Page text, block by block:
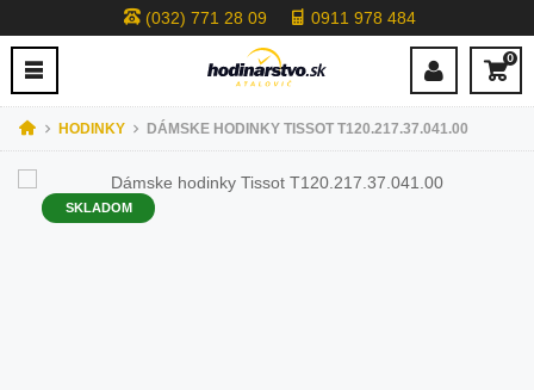
(032) 771 28 09 0911 978 484
0
HODINKY DÁMSKE HODINKY TISSOT T120.217.37.041.00
SKLADOM